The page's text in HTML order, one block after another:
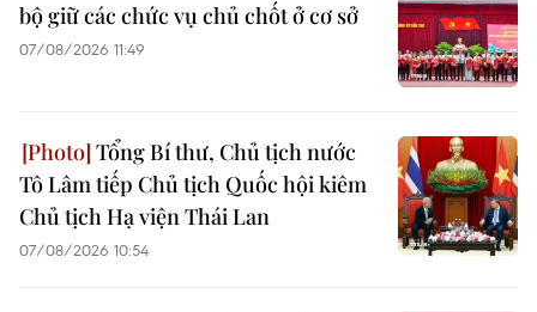
bộ giữ các chức vụ chủ chốt ở cơ sở
07/08/2026 11:49
Tổng Bí thư, Chủ tịch nước
Tô Lâm tiếp Chủ tịch Quốc hội kiêm
Chủ tịch Hạ viện Thái Lan
07/08/2026 10:54